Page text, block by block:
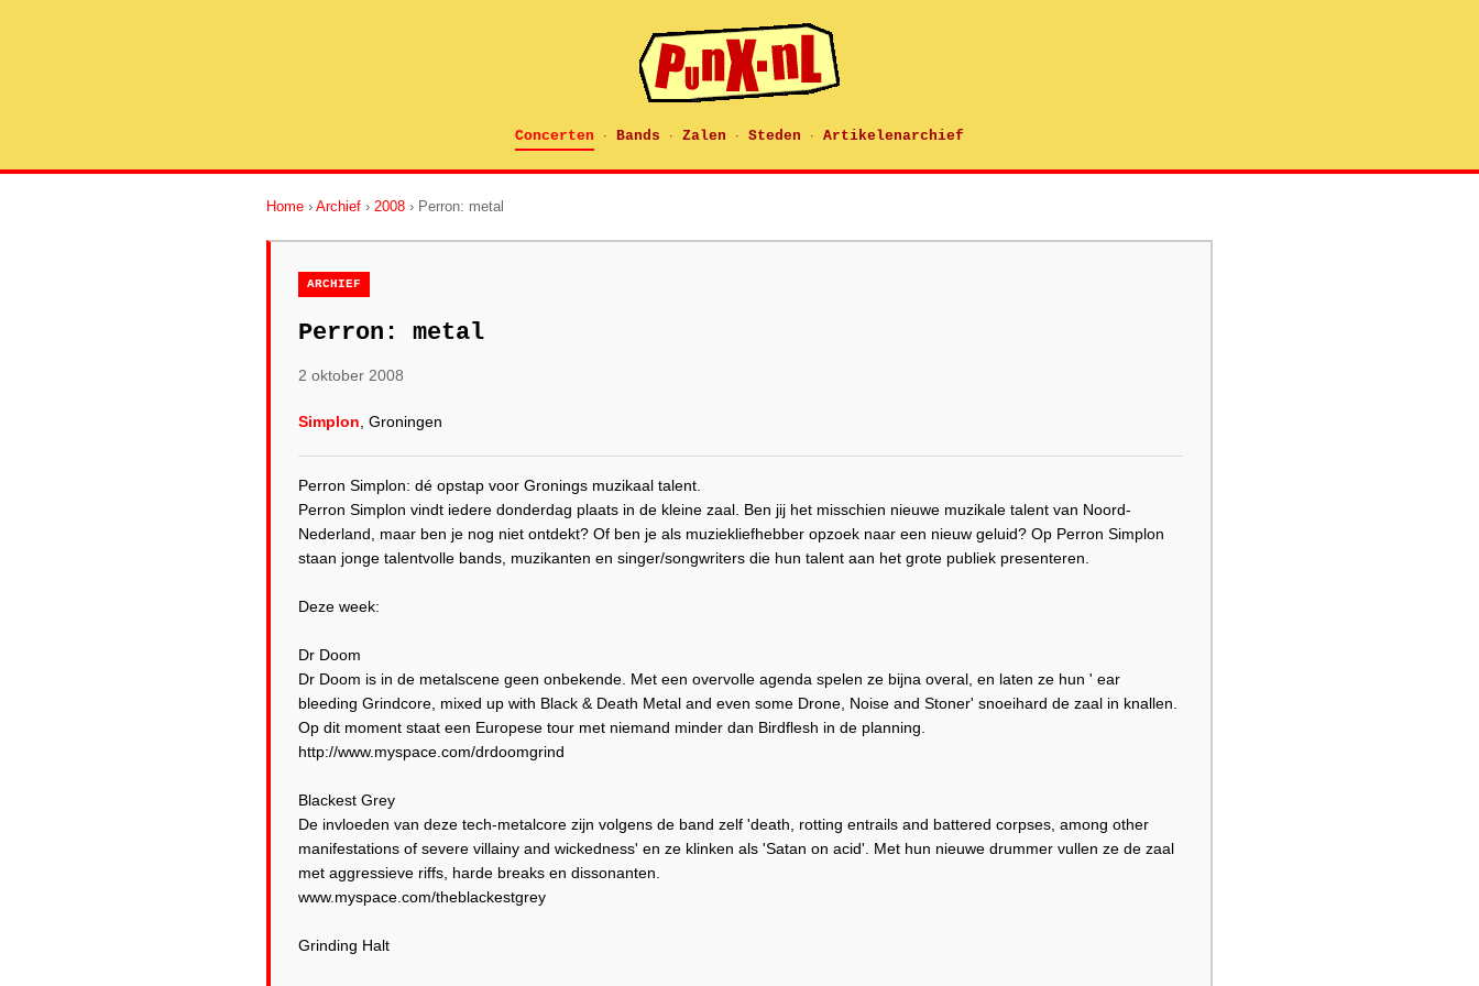
Concerten · Bands · Zalen · Steden · Artikelenarchief
Home › Archief › 2008 › Perron: metal
ARCHIEF
Perron: metal
2 oktober 2008
Simplon , Groningen
Perron Simplon: dé opstap voor Gronings muzikaal talent.
Perron Simplon vindt iedere donderdag plaats in de kleine zaal. Ben jij het misschien nieuwe muzikale talent van Noord-
Nederland, maar ben je nog niet ontdekt? Of ben je als muziekliefhebber opzoek naar een nieuw geluid? Op Perron Simplon
staan jonge talentvolle bands, muzikanten en singer/songwriters die hun talent aan het grote publiek presenteren.
Deze week:
Dr Doom
Dr Doom is in de metalscene geen onbekende. Met een overvolle agenda spelen ze bijna overal, en laten ze hun ' ear
bleeding Grindcore, mixed up with Black & Death Metal and even some Drone, Noise and Stoner' snoeihard de zaal in knallen.
Op dit moment staat een Europese tour met niemand minder dan Birdflesh in de planning.
http://www.myspace.com/drdoomgrind
Blackest Grey
De invloeden van deze tech-metalcore zijn volgens de band zelf 'death, rotting entrails and battered corpses, among other
manifestations of severe villainy and wickedness' en ze klinken als 'Satan on acid'. Met hun nieuwe drummer vullen ze de zaal
met aggressieve riffs, harde breaks en dissonanten.
www.myspace.com/theblackestgrey
Grinding Halt